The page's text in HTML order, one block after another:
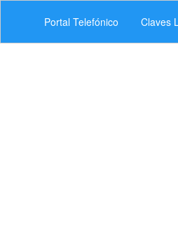
Portal Telefónico Claves